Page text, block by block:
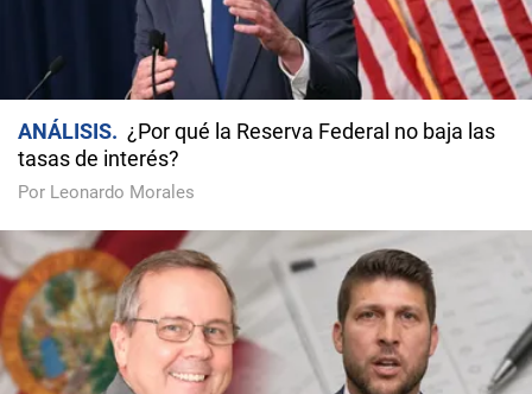
ANÁLISIS
¿Por qué la Reserva Federal no baja las
tasas de interés?
Por Leonardo Morales